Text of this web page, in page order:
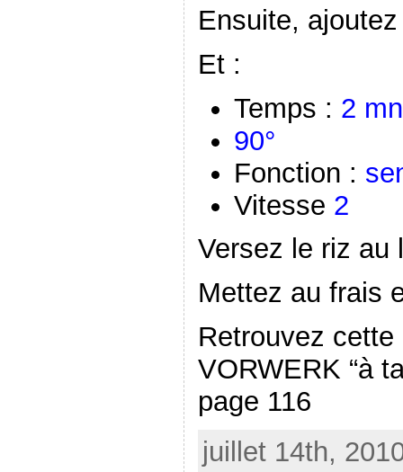
Ensuite,
Et :
Temps : 2 mn
90°
Fonction :
Vitesse 2
Versez le riz au
Mettez au frais
Retrouvez
VORWERK “à
page 116
juillet 14th,